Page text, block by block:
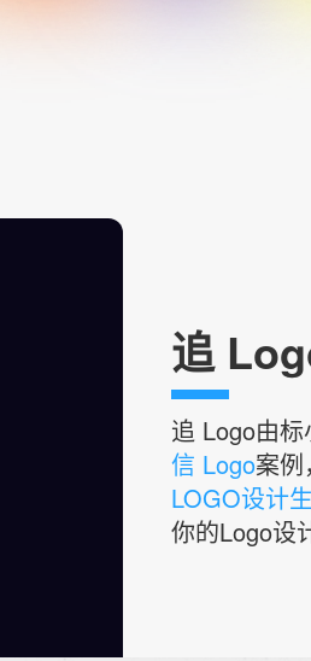
追
追 Logo由
信 Logo案
LOGO设计
你的Logo设